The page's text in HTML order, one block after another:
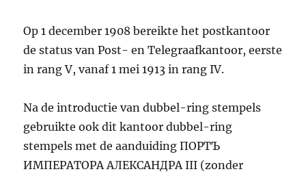
Op 1 december 1908 bereikte het postkantoor
de status van Post- en Telegraafkantoor, eerste
in rang V, vanaf 1 mei 1913 in rang IV.
Na de introductie van dubbel-ring stempels
gebruikte ook dit kantoor dubbel-ring
stempels met de aanduiding ПОРТЪ
ИМПЕРАТОРА АЛЕКСАНДРА III (zonder